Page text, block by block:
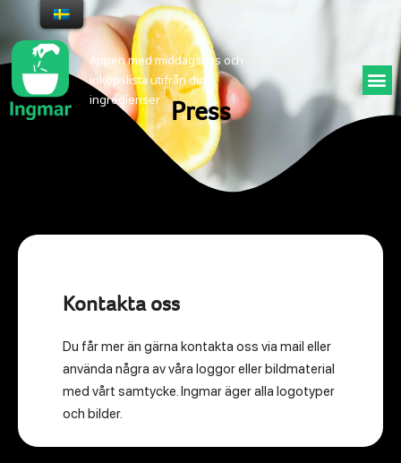
Appen med middagstips och
inköpslista utifrån dina
ingredienser
Press
Kontakta oss
Du får mer än gärna kontakta oss via mail eller
använda några av våra loggor eller bildmaterial
med vårt samtycke. Ingmar äger alla logotyper
och bilder.